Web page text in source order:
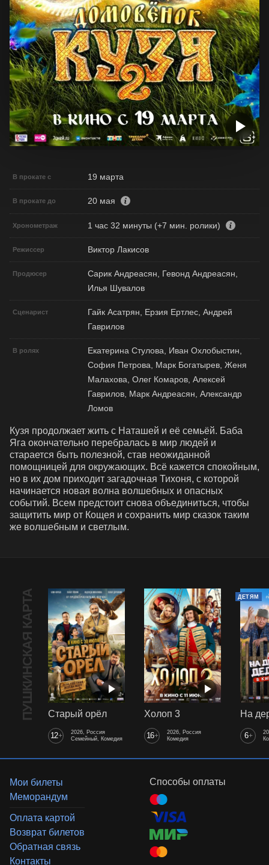
В прокате с 19 марта
В прокате до 20 мая
Хронометраж 1 час 32 минуты (+7 мин. ролики)
Режиссер Виктор Лакисов
Продюсер
Сарик Андреасян, Гевонд Андреасян,
Илья Шувалов
Сценарист
Гайк Асатрян, Ерзия Ертлес, Андрей
Гаврилов
В ролях
Екатерина Стулова, Иван Охлобыстин,
София Петрова, Марк Богатырев, Женя
Малахова, Олег Комаров, Алексей
Гаврилов, Марк Андреасян, Александр
Ломов
Кузя продолжает жить с Наташей и её семьёй. Баба
Яга окончательно перебралась в мир людей и
старается быть полезной, став неожиданной
помощницей для окружающих. Всё кажется спокойным,
но в их дом приходит загадочная Тихоня, с которой
начинается новая волна волшебных и опасных
событий. Всем предстоит снова объединиться, чтобы
защитить мир от Кощея и сохранить мир сказок таким
же волшебным и светлым.
ПУШКИНСКАЯ КАРТА Старый орёл
12+
2026, Россия
Семейный, Комедия
Холоп 3
16+
2026, Россия
Комедия
ДЕТЯМ
6+
Мои билеты
Меморандум
Оплата картой
Возврат билетов
Обратная связь
Контакты
Способы оплаты